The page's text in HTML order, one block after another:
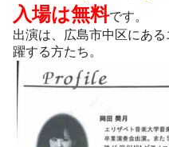
入場は無料です。
出演は、広島市中区にあ
躍する方たち。